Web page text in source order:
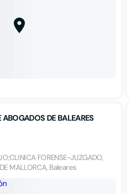
ABOGADOS DE BALEARES
FORENSE-JUZGADO,
MALLORCA, Baleares